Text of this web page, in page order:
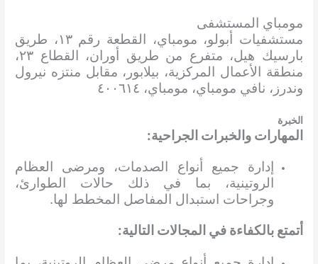
مومباي المستشفى
مستشفيات أبولو، مومباي، القطعة رقم ١٣، طريق
بارسيك هيل، متفرع من طريق أوران، القطاع ٢٣،
منطقة الأعمال المركزية، بيلابور، مقابل منتزه نيرول
وندرز، نافي مومباي، مومباي، ٤٠٠٦١٤
الخبرة
المهارات والخبرات الجراحية:
إدارة جميع أنواع الصدمات، ومرضى العظام
الروتينية، بما في ذلك حالات الطوارئ،
وجراحات استبدال المفاصل المخطط لها.
أتمتع بالكفاءة في المجالات التالية: